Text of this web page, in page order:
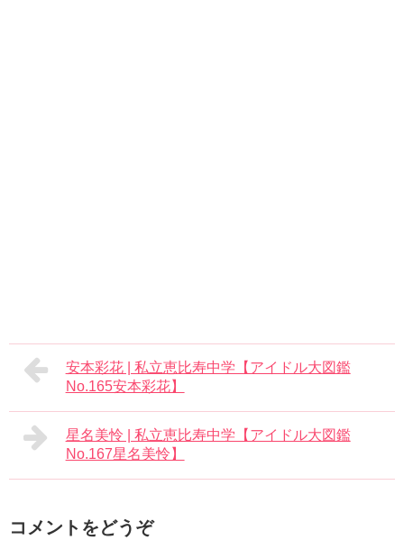
安本彩花 | 私立恵比寿中学【アイドル大図鑑
No.165安本彩花】
星名美怜 | 私立恵比寿中学【アイドル大図鑑
No.167星名美怜】
コメントをどうぞ